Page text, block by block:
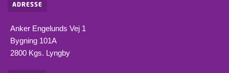
ADRESSE
Anker Engelunds Vej 1
Bygning 101A
2800 Kgs. Lyngby